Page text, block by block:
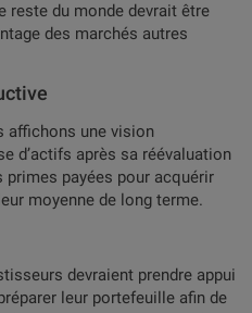
reste du monde devrait être
des marchés autres
affichons une vision
d’actifs après sa réévaluation
primes payées pour acquérir
moyenne de long terme.
devraient prendre appui
leur portefeuille afin de